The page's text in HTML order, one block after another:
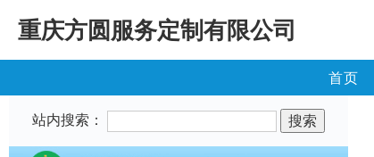
重庆方圆服务定制有限公司
首页
站内搜索：